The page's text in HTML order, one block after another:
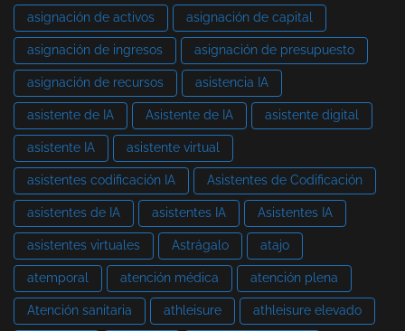
asignación de activos asignación de capital
asignación de ingresos asignación de presupuesto
asignación de recursos asistencia IA
asistente de IA Asistente de IA asistente digital
asistente IA asistente virtual
asistentes codificación IA Asistentes de Codificación
asistentes de IA asistentes IA Asistentes IA
asistentes virtuales Astrágalo atajo
atemporal atención médica atención plena
Atención sanitaria athleisure athleisure elevado